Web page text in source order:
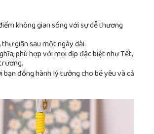
không gian sống với sự dễ thương
giãn sau một ngày dài.
phù hợp với mọi dịp đặc biệt như Tết,
đồng hành lý tưởng cho bé yêu và cả